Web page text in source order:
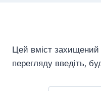
Цей вміст
перегляду введіть,